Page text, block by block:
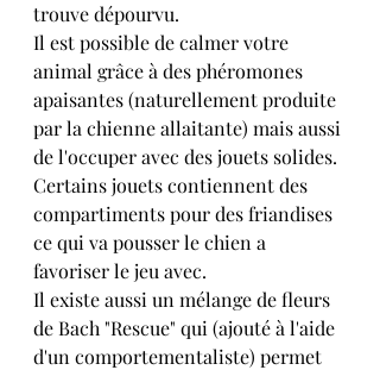
trouve dépourvu.
Il est possible de calmer votre
animal grâce à des phéromones
apaisantes (naturellement produite
par la chienne allaitante) mais aussi
de l'occuper avec des jouets solides.
Certains jouets contiennent des
compartiments pour des friandises
ce qui va pousser le chien a
favoriser le jeu avec.
Il existe aussi un mélange de fleurs
de Bach "Rescue" qui (ajouté à l'aide
d'un comportementaliste) permet